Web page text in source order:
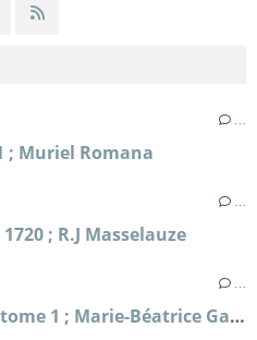
; Muriel Romana
; R.J Masselauze
La falaise de la Repentie, tome 1 ; Marie-Béatrice Gauvin